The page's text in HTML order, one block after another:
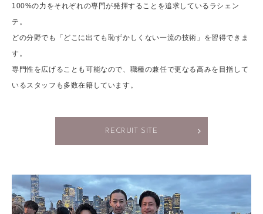
100%の力をそれぞれの専門が発揮することを追求しているラシェン
テ。
どの分野でも「どこに出ても恥ずかしくない一流の技術」を習得できま
す。
専門性を広げることも可能なので、職種の兼任で更なる高みを目指して
いるスタッフも多数在籍しています。
RECRUIT SITE